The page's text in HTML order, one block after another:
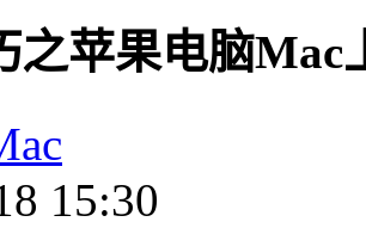
之苹果电脑
15:30